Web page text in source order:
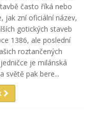
často říká nebo
jak zní oficiální název,
gotických staveb
1386, ale poslední
roztančených
je milánská
světě pak bere...